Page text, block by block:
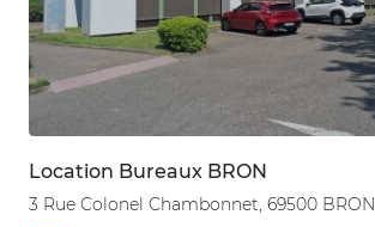
Location Bureaux BRON
3 Rue Colonel Chambonnet, 69500 BRON